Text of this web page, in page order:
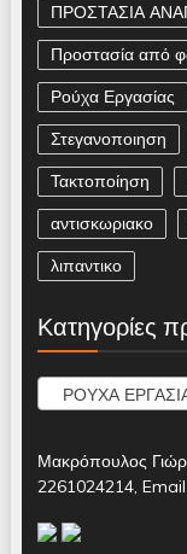
ΠΡΟΣΤΑΣΙΑ
Προστασία από
Ρούχα Εργασίας
Στεγανοποιηση
Τακτοποίηση
αντισκωριακο
λιπαντικο
Κατηγορίες
ΡΟΥΧΑ
Μακρόπουλος
2261024214,